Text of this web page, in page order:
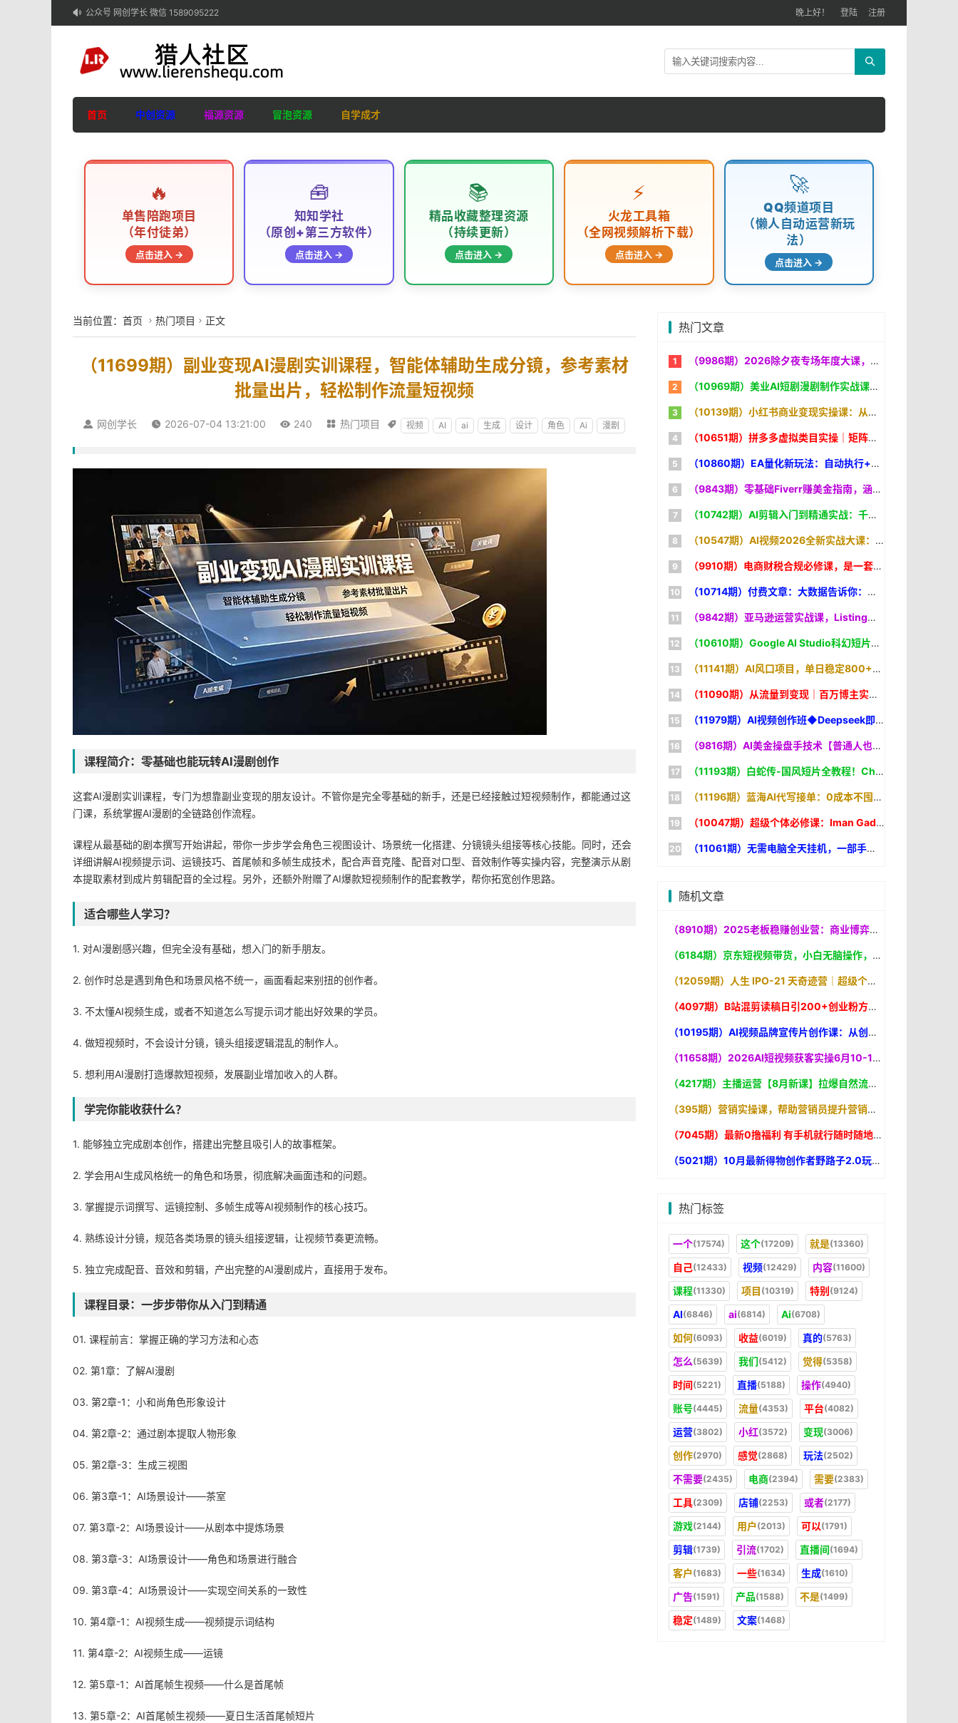
 公众号 网创学长 微信 1589095222 晚上好！ 登陆 注册
首页 中创资源 福源资源 冒泡资源 自学成才
🔥
单售陪跑项目
（年付徒弟）
点击进入 →
🧰
知知学社
（原创+第三方软件）
点击进入 →
📚
精品收藏整理资源
（持续更新）
点击进入 →
⚡
火龙工具箱
（全网视频解析下载）
点击进入 →
🚀
QQ频道项目
（懒人自动运营新玩
法）
点击进入 →
当前位置： 首页  热门项目  正文
（11699期）副业变现AI漫剧实训课程，智能体辅助生成分镜，参考素材
批量出片，轻松制作流量短视频
 网创学长  2026-07-04 13:21:00  240  热门项目  视频 AI ai 生成 设计 角色 Ai 漫剧
课程简介：零基础也能玩转AI漫剧创作
这套AI漫剧实训课程，专门为想靠副业变现的朋友设计。不管你是完全零基础的新手，还是已经接触过短视频制作，都能通过这
门课，系统掌握AI漫剧的全链路创作流程。
课程从最基础的剧本撰写开始讲起，带你一步步学会角色三视图设计、场景统一化搭建、分镜镜头组接等核心技能。同时，还会
详细讲解AI视频提示词、运镜技巧、首尾帧和多帧生成技术，配合声音克隆、配音对口型、音效制作等实操内容，完整演示从剧
本提取素材到成片剪辑配音的全过程。另外，还额外附赠了AI爆款短视频制作的配套教学，帮你拓宽创作思路。
适合哪些人学习？
1. 对AI漫剧感兴趣，但完全没有基础，想入门的新手朋友。
2. 创作时总是遇到角色和场景风格不统一，画面看起来别扭的创作者。
3. 不太懂AI视频生成，或者不知道怎么写提示词才能出好效果的学员。
4. 做短视频时，不会设计分镜，镜头组接逻辑混乱的制作人。
5. 想利用AI漫剧打造爆款短视频，发展副业增加收入的人群。
学完你能收获什么？
1. 能够独立完成剧本创作，搭建出完整且吸引人的故事框架。
2. 学会用AI生成风格统一的角色和场景，彻底解决画面违和的问题。
3. 掌握提示词撰写、运镜控制、多帧生成等AI视频制作的核心技巧。
4. 熟练设计分镜，规范各类场景的镜头组接逻辑，让视频节奏更流畅。
5. 独立完成配音、音效和剪辑，产出完整的AI漫剧成片，直接用于发布。
课程目录：一步步带你从入门到精通
01. 课程前言：掌握正确的学习方法和心态
02. 第1章：了解AI漫剧
03. 第2章-1：小和尚角色形象设计
04. 第2章-2：通过剧本提取人物形象
05. 第2章-3：生成三视图
06. 第3章-1：AI场景设计——茶室
07. 第3章-2：AI场景设计——从剧本中提炼场景
08. 第3章-3：AI场景设计——角色和场景进行融合
09. 第3章-4：AI场景设计——实现空间关系的一致性
10. 第4章-1：AI视频生成——视频提示词结构
11. 第4章-2：AI视频生成——运镜
12. 第5章-1：AI首尾帧生视频——什么是首尾帧
13. 第5章-2：AI首尾帧生视频——夏日生活首尾帧短片
热门文章
（9986期）2026除夕夜专场年度大课，全程10小时直播+PPT+26年行业预测，是电商人不可错过的“小春晚
（10969期）美业AI短剧漫剧制作实战课：生图技巧+对话生成+视频合成，赋能实体门店线上获客
（10139期）小红书商业变现实操课：从账号定位到爆款笔记，从选品开店到IP打造，一套课程打通变现全链路
（10651期）拼多多虚拟类目实操｜矩阵化运营，长期稳定，新手可直接抄作业
（10860期）EA量化新玩法：自动执行+规则交易，小白也能轻松入门，长期稳定运行可放大收益
（9843期）零基础Fiverr赚美金指南，涵盖资料设置、定价策略、销售技巧，系统教学，美元
（10742期）AI剪辑入门到精通实战：千问音视频转写+AI筛选文案+剪映精剪，一套SOP让你剪视频效率翻10倍
（10547期）AI视频2026全新实战大课：零基础学提示词+智能体+剪映，早教漫剧短剧全项目实战
（9910期）电商财税合规必修课，是一套针对电商全平台从业者的财税合规体系课程
（10714期）付费文章：大数据告诉你：大器晚成是人生常态，AI 时代依然适用的成长规律
（9842期）亚马逊运营实战课，Listing优化、Vine秒杀、FBA发货，快速上手，实现店铺稳定出单盈利
（10610期）Google AI Studio科幻短片教程：AI生成+剪辑全流程，3小时+教学+专属资源，掌握专业级制作技能
（11141期）AI风口项目，单日稳定800+，旺季单子做不完，简单好做，提供派单资源
（11090期）从流量到变现｜百万博主实战，一人公司搭建，轻资产放大商业价值
（11979期）AI视频创作班◆Deepseek即梦Seedance全工具｜剪映特效调色｜数十类爆款AI短视频全套实操教程
（9816期）AI美金操盘手技术【普通人也可以成为操盘手】Vegas交易技术+聪明软件
（11193期）白蛇传-国风短片全教程！ChatGPT+Seedance2.0，一套课跑通古风AI影视创作
（11196期）蓝海AI代写接单：0成本不囤货，一台电脑在家狂赚差价【实操复盘
（10047期）超级个体必修课：Iman Gadzhi代理公司运营体系，从0搭建赚钱系统
（11061期）无需电脑全天挂机，一部手机即可完成的CS2市场自动捡漏淘金，包教包会
随机文章
（8910期）2025老板稳赚创业营：商业博弈中高级思维和生存策略，帮助创业者快速盈利
（6184期）京东短视频带货，小白无脑操作，每天五分钟
（12059期）人生 IPO-21 天奇迹营｜超级个体升级打怪的极简地图，打通输入转化输出闭环，轻松实现认知升级
（4097期）B站混剪读稿日引200+创业粉方法4.0曝光，24年8月最新方法Ai一键操作 速
（10195期）AI视频品牌宣传片创作课：从创意到成片7步走，用AI快速打造电影质感品牌视频
（11658期）2026AI短视频获客实操6月10-14号线下营，解决视频没流量无客户难题，全套脚本模板实现流量变现
（4217期）主播运营【8月新课】拉爆自然流，做懂流量的主播新规政策下，自然流破
（395期）营销实操课，帮助营销员提升营销技能【完结】【音频+文档
（7045期）最新0撸福利 有手机就行随时随地做 纯净无广告 边玩游戏边赚
（5021期）10月最新得物创作者野路子2.0玩法，新平台无脑搬运
热门标签
一个(17574) 这个(17209) 就是(13360)
自己(12433) 视频(12429) 内容(11600)
课程(11330) 项目 (10319) 特别(9124)
AI(6846) ai(6814) Ai(6708)
如何(6093) 收益(6019) 真的(5763)
怎么(5639) 我们(5412) 觉得(5358)
时间(5221) 直播(5188) 操作(4940)
账号(4445) 流量(4353) 平台(4082)
运营(3802) 小红(3572) 变现(3006)
创作(2970) 感觉(2868) 玩法(2502)
不需要(2435) 电商(2394) 需要(2383)
工具(2309) 店铺(2253) 或者(2177)
游戏(2144) 用户(2013) 可以(1791)
剪辑(1739) 引流(1702) 直播间(1694)
客户(1683) 一些(1634) 生成(1610)
广告(1591) 产品(1588) 不是(1499)
稳定(1489) 文案(1468)